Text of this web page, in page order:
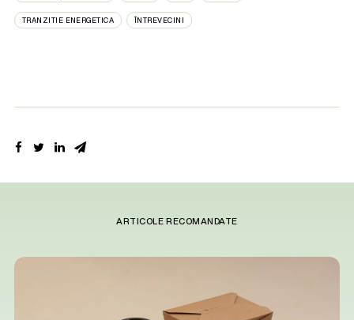
TRANZITIE ENERGETICA ÎNTREVECINI
ARTICOLE RECOMANDATE